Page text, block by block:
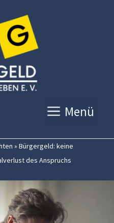
Menü
» Bürgergeld: keine
des Anspruchs